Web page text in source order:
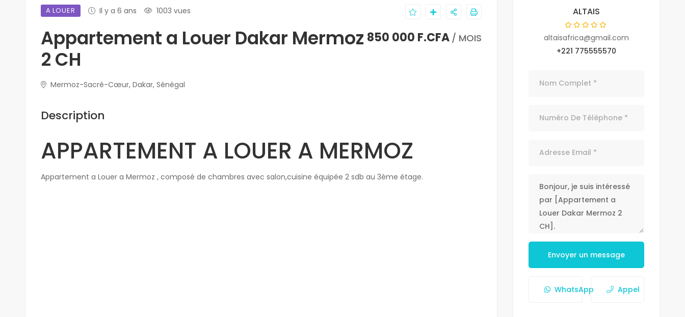
A LOUER Il y a 6 ans 1003 vues
Appartement a Louer Dakar Mermoz
2 CH
Mermoz-Sacré-Cœur, Dakar, Sénégal
850 000 F.CFA / MOIS
Description
APPARTEMENT A LOUER A MERMOZ
Appartement a Louer a Mermoz , composé de chambres avec salon,cuisine équipée 2 sdb au 3ème étage.
ALTAIS
altaisafrica@gmail.com
+221 775555570
Envoyer un message
WhatsApp Appel